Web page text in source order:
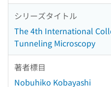
シリーズタイトル
The 4th International
Tunneling Microscopy
著者標目
Nobuhiko Kobayashi